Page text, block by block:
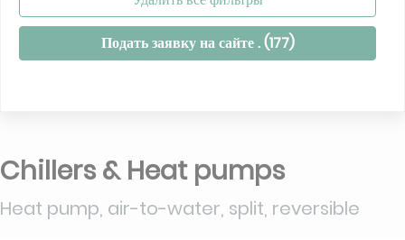
Подать заявку на сайте . (177)
Chillers & Heat pumps
Heat pump, air-to-water, split, reversible